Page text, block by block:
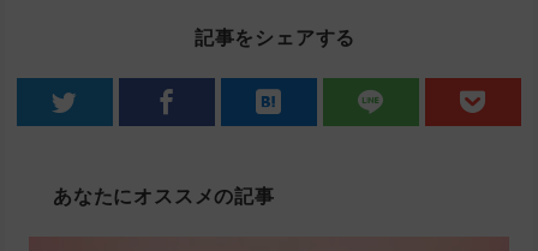
記事をシェアする
あなたにオススメの記事